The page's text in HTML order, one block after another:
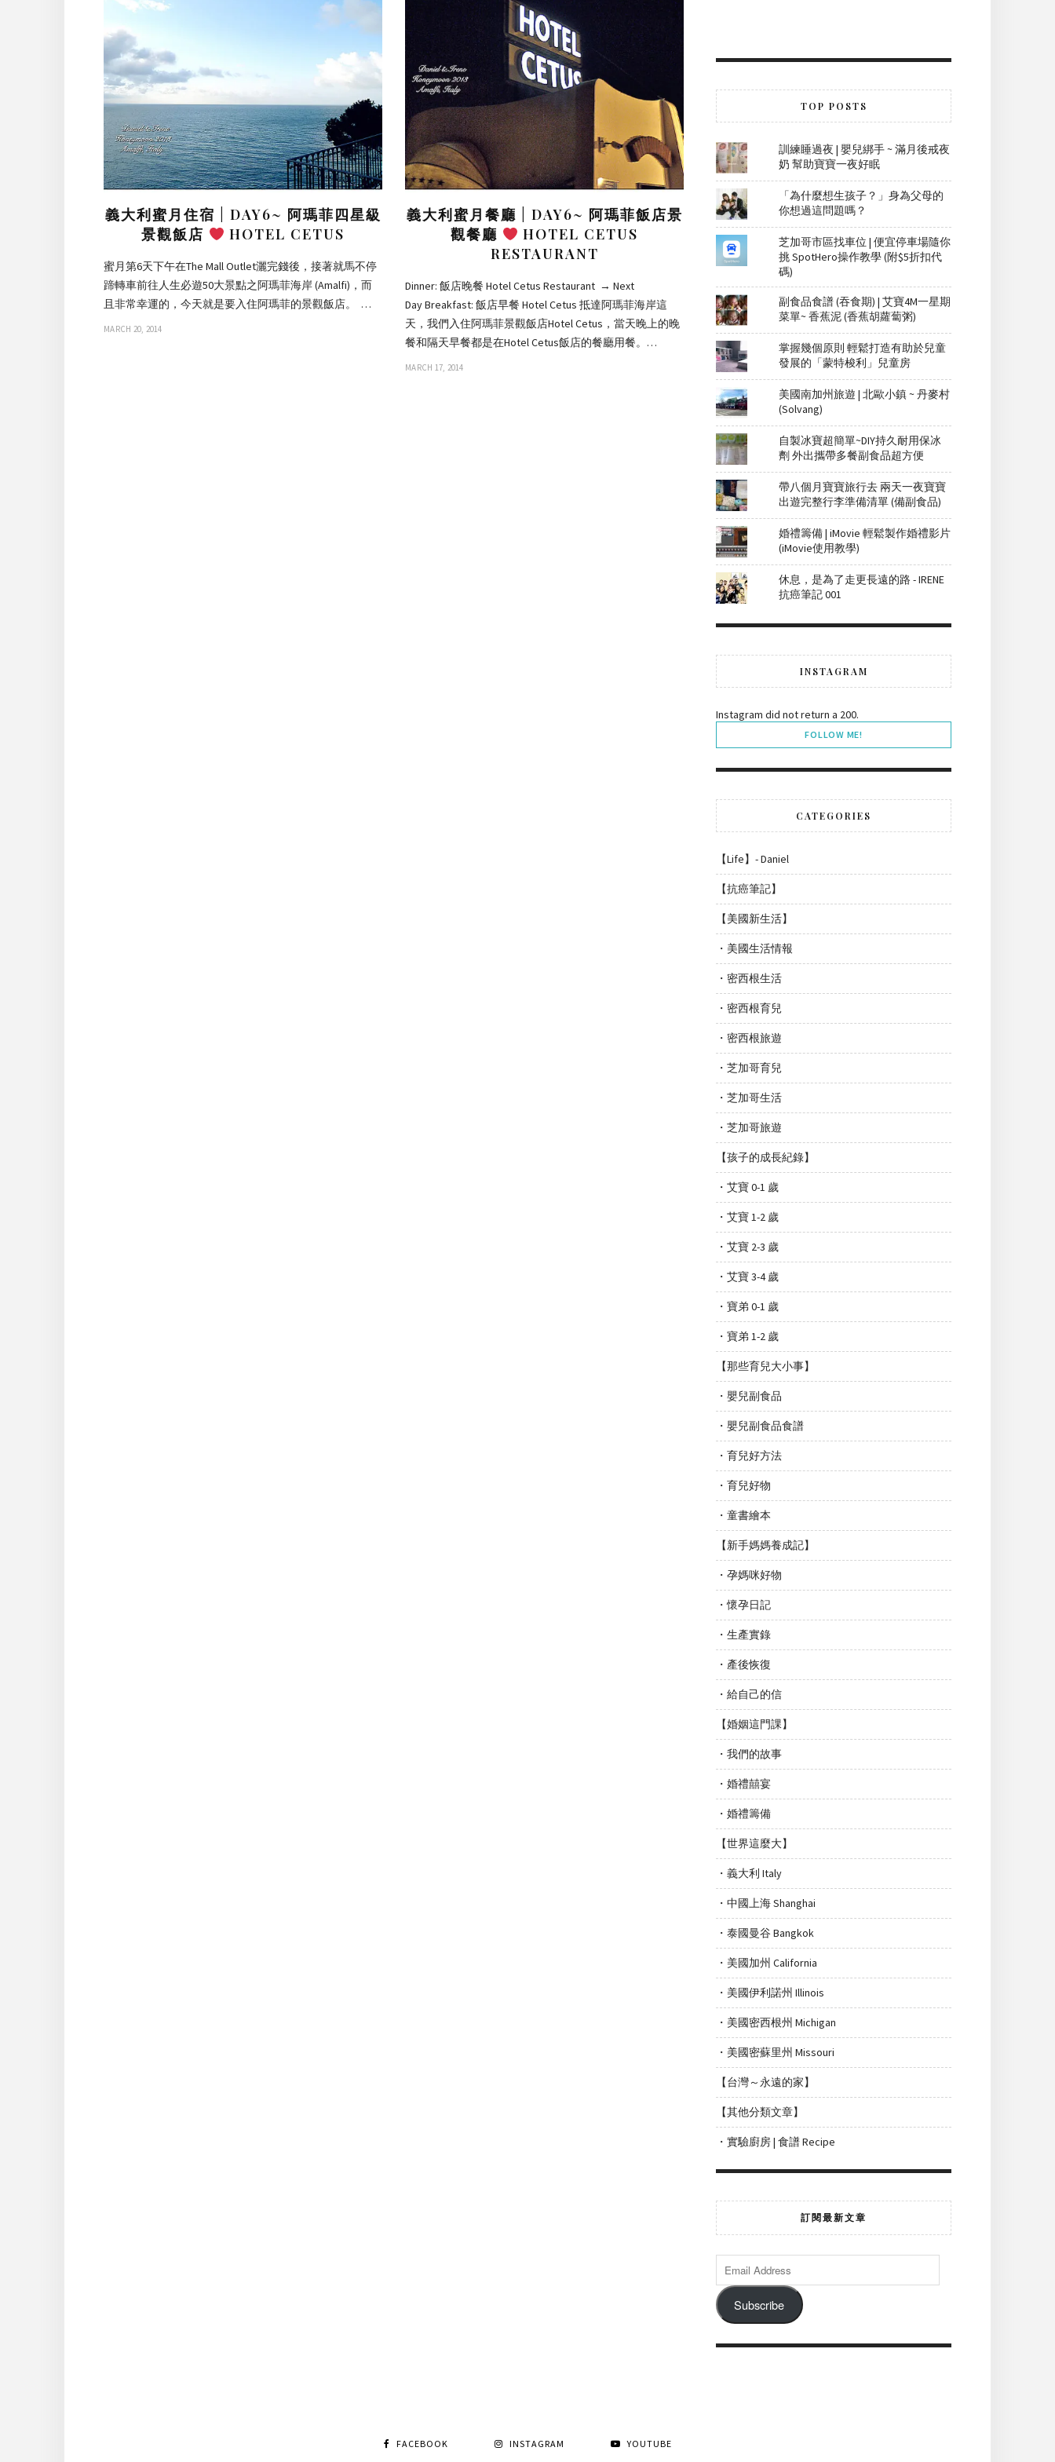
義大利蜜月住宿 | DAY6~ 阿瑪菲四星級
景觀飯店
HOTEL CETUS
蜜月第6天下午在The Mall Outlet灑完錢後，接著就馬不停
蹄轉車前往人生必遊50大景點之阿瑪菲海岸 (Amalfi)，而
且非常幸運的，今天就是要入住阿瑪菲的景觀飯店。 …
MARCH 20, 2014
義大利蜜月餐廳 | DAY6~ 阿瑪菲飯店景
觀餐廳
HOTEL CETUS
RESTAURANT
Dinner: 飯店晚餐 Hotel Cetus Restaurant → Next
Day Breakfast: 飯店早餐 Hotel Cetus 抵達阿瑪菲海岸這
天，我們入住阿瑪菲景觀飯店Hotel Cetus，當天晚上的晚
餐和隔天早餐都是在Hotel Cetus飯店的餐廳用餐。…
MARCH 17, 2014
TOP POSTS
訓練睡過夜 | 嬰兒綁手 ~ 滿月後戒夜
奶 幫助寶寶一夜好眠
「為什麼想生孩子？」身為父母的
你想過這問題嗎？
芝加哥市區找車位 | 便宜停車場隨你
挑 SpotHero操作教學 (附$5折扣代
碼)
副食品食譜 (吞食期) | 艾寶4M一星期
菜單~ 香蕉泥 (香蕉胡蘿蔔粥)
掌握幾個原則 輕鬆打造有助於兒童
發展的「蒙特梭利」兒童房
美國南加州旅遊 | 北歐小鎮 ~ 丹麥村
(Solvang)
自製冰寶超簡單~DIY持久耐用保冰
劑 外出攜帶多餐副食品超方便
帶八個月寶寶旅行去 兩天一夜寶寶
出遊完整行李準備清單 (備副食品)
婚禮籌備 | iMovie 輕鬆製作婚禮影片
(iMovie使用教學)
休息，是為了走更長遠的路 - IRENE
抗癌筆記 001
INSTAGRAM
Instagram did not return a 200.
FOLLOW ME!
CATEGORIES
【Life】- Daniel
【抗癌筆記】
【美國新生活】
・美國生活情報
・密西根生活
・密西根育兒
・密西根旅遊
・芝加哥育兒
・芝加哥生活
・芝加哥旅遊
【孩子的成長紀錄】
・艾寶 0-1 歲
・艾寶 1-2 歲
・艾寶 2-3 歲
・艾寶 3-4 歲
・寶弟 0-1 歲
・寶弟 1-2 歲
【那些育兒大小事】
・嬰兒副食品
・嬰兒副食品食譜
・育兒好方法
・育兒好物
・童書繪本
【新手媽媽養成記】
・孕媽咪好物
・懷孕日記
・生產實錄
・產後恢復
・給自己的信
【婚姻這門課】
・我們的故事
・婚禮囍宴
・婚禮籌備
【世界這麼大】
・義大利 Italy
・中國上海 Shanghai
・泰國曼谷 Bangkok
・美國加州 California
・美國伊利諾州 Illinois
・美國密西根州 Michigan
・美國密蘇里州 Missouri
【台灣～永遠的家】
【其他分類文章】
・實驗廚房 | 食譜 Recipe
訂閱最新文章
Subscribe
FACEBOOK INSTAGRAM YOUTUBE